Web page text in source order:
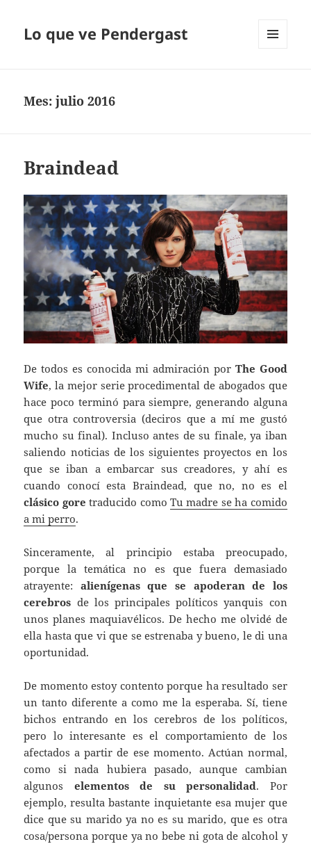
Lo que ve Pendergast
Mes:julio 2016
Braindead
De todos es conocida mi admiración por The Good
Wife, la mejor serie procedimental de abogados que
hace poco terminó para siempre, generando alguna
que otra controversia (deciros que a mí me gustó
mucho su final). Incluso antes de su finale, ya iban
saliendo noticias de los siguientes proyectos en los
que se iban a embarcar sus creadores, y ahí es
cuando conocí esta Braindead, que no, no es el
clásico gore traducido comoTu madre se ha comido
a mi perro.
Sinceramente, al principio estaba preocupado,
porque la temática no es que fuera demasiado
atrayente: alienígenas que se apoderan de los
cerebros de los principales políticos yanquis con
unos planes maquiavélicos. De hecho me olvidé de
ella hasta que vi que se estrenaba y bueno, le di una
oportunidad.
De momento estoy contento porque ha resultado ser
un tanto diferente a como me la esperaba. Sí, tiene
bichos entrando en los cerebros de los políticos,
pero lo interesante es el comportamiento de los
afectados a partir de ese momento. Actúan normal,
como si nada hubiera pasado, aunque cambian
algunos elementos de su personalidad. Por
ejemplo, resulta bastante inquietante esa mujer que
dice que su marido ya no es su marido, que es otra
cosa/persona porque ya no bebe ni gota de alcohol y